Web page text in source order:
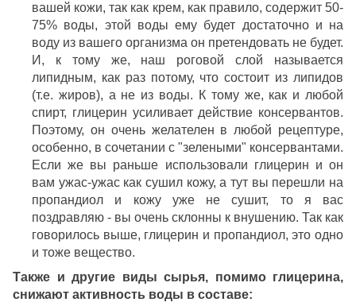
вашей кожи, так как крем, как правило, содержит 50-
75% воды, этой воды ему будет достаточно и на
воду из вашего организма он претендовать не будет.
И, к тому же, наш роговой слой называется
липидным, как раз потому, что состоит из липидов
(т.е. жиров), а не из воды. К тому же, как и любой
спирт, глицерин усиливает действие консервантов.
Поэтому, он очень желателен в любой рецептуре,
особенно, в сочетании с "зелеными" консервантами.
Если же вы раньше использовали глицерин и он
вам ужас-ужас как сушил кожу, а тут вы перешли на
пропандиол и кожу уже не сушит, то я вас
поздравляю - вы очень склонны к внушению. Так как
говорилось выше, глицерин и пропандиол, это одно
и тоже вещество.
Также и другие виды сырья, помимо глицерина,
снижают активность воды в составе: